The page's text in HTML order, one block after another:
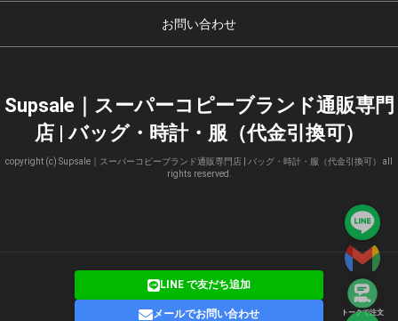
トークで注文
お問い合わせ
Supsale｜スーパーコピーブランド通販専門
店 | バッグ・時計・服（代金引換可）
copyright (c) Supsale｜スーパーコピーブランド通販専門店 | バッグ・時計・服（代金引換可） all
rights reserved.
LINE で友だち追加
メールでお問い合わせ